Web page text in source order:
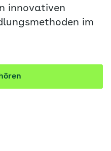
innovativen
im